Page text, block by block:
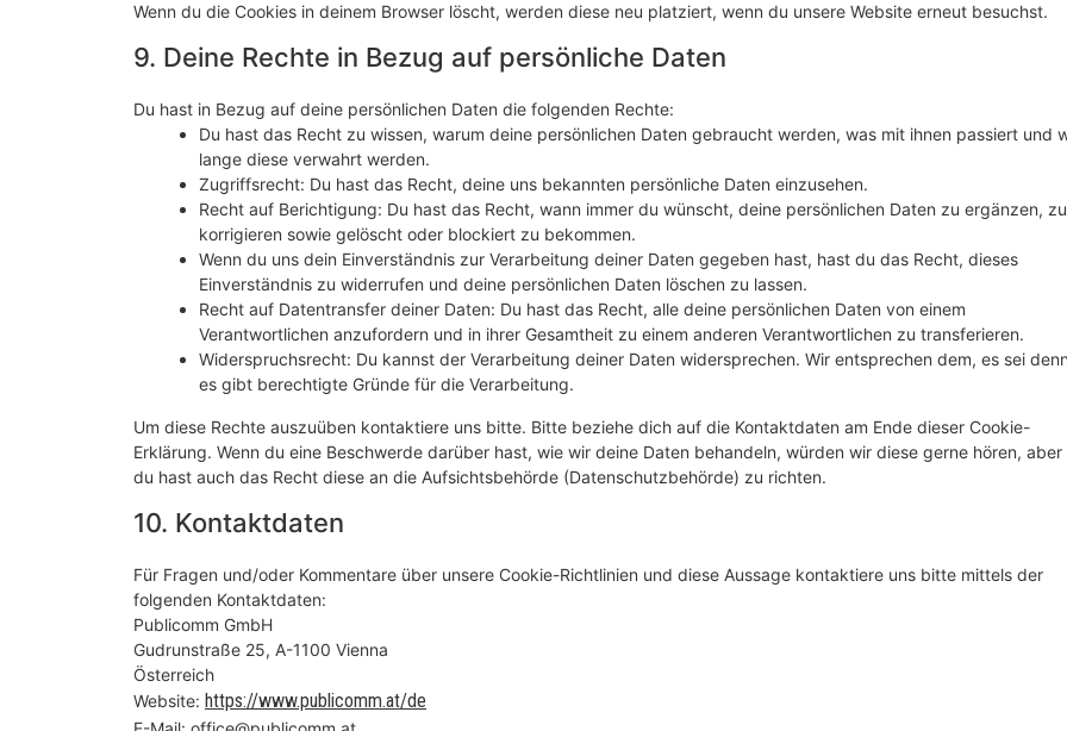
Wenn du die Cookies in deinem Browser löscht, werden diese neu platziert, wenn du unsere Website erneut besuchst.
9. Deine Rechte in Bezug auf persönliche Daten
Du hast in Bezug auf deine persönlichen Daten die folgenden Rechte:
Du hast das Recht zu wissen, warum deine persönlichen Daten gebraucht werden, was mit ihnen passiert und
lange diese verwahrt werden.
Zugriffsrecht: Du hast das Recht, deine uns bekannten persönliche Daten einzusehen.
Recht auf Berichtigung: Du hast das Recht, wann immer du wünscht, deine persönlichen Daten zu ergänzen, zu
korrigieren sowie gelöscht oder blockiert zu bekommen.
Wenn du uns dein Einverständnis zur Verarbeitung deiner Daten gegeben hast, hast du das Recht, dieses
Einverständnis zu widerrufen und deine persönlichen Daten löschen zu lassen.
Recht auf Datentransfer deiner Daten: Du hast das Recht, alle deine persönlichen Daten von einem
Verantwortlichen anzufordern und in ihrer Gesamtheit zu einem anderen Verantwortlichen zu transferieren.
Widerspruchsrecht: Du kannst der Verarbeitung deiner Daten widersprechen. Wir entsprechen dem, es sei
es gibt berechtigte Gründe für die Verarbeitung.
Um diese Rechte auszuüben kontaktiere uns bitte. Bitte beziehe dich auf die Kontaktdaten am Ende dieser Cookie-
Erklärung. Wenn du eine Beschwerde darüber hast, wie wir deine Daten behandeln, würden wir diese gerne hören, aber
du hast auch das Recht diese an die Aufsichtsbehörde (Datenschutzbehörde) zu richten.
10. Kontaktdaten
Für Fragen und/oder Kommentare über unsere Cookie-Richtlinien und diese Aussage kontaktiere uns bitte mittels der
folgenden Kontaktdaten:
Publicomm GmbH
Gudrunstraße 25, A-1100 Vienna
Österreich
Website: https://www.publicomm.at/de